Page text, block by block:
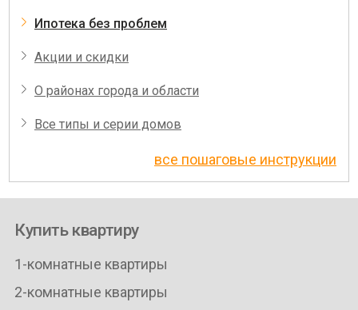
Ипотека без проблем
Акции и скидки
О районах города и области
Все типы и серии домов
все пошаговые инструкции
Купить квартиру
1-комнатные квартиры
2-комнатные квартиры